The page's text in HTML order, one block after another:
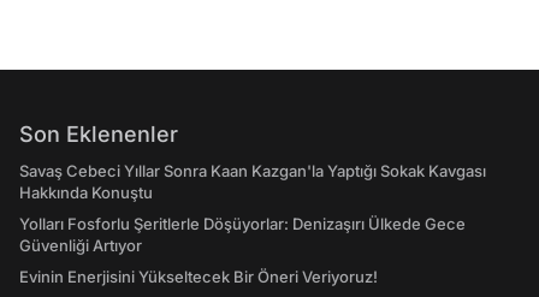
Son Eklenenler
Savaş Cebeci Yıllar Sonra Kaan Kazgan'la Yaptığı Sokak Kavgası
Hakkında Konuştu
Yolları Fosforlu Şeritlerle Döşüyorlar: Denizaşırı Ülkede Gece
Güvenliği Artıyor
Evinin Enerjisini Yükseltecek Bir Öneri Veriyoruz!